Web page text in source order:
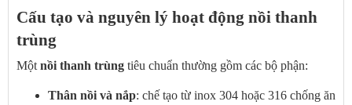
Cấu tạo và nguyên lý hoạt động nồi thanh
trùng
Mộtnồi thanh trùng tiêu chuẩn thường gồm các bộ phận:
Thân nồi và nắp: chế tạo từ inox 304 hoặc 316 chống ăn